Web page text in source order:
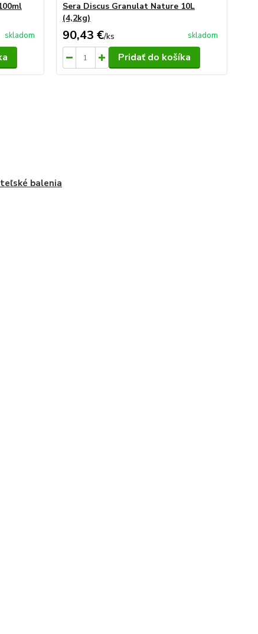
skladom
Sera Discus Granulat Nature 10L
(4,2kg)
90,43 €/ks skladom
Pridať do košíka
balenia